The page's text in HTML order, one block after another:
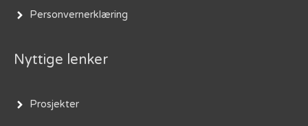
Personvernerklæring
Nyttige lenker
Prosjekter